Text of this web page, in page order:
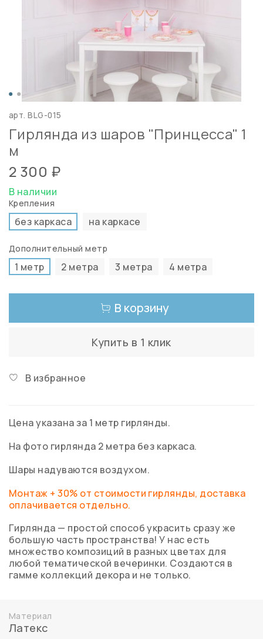
арт.BLG-015
Гирлянда из шаров "Принцесса" 1
м
2 300 ₽
В наличии
Крепления
без каркаса на каркасе
Дополнительный метр
1 метр 2 метра 3 метра 4 метра
В корзину
Купить в 1 клик
В избранное
Цена указана за 1 метр гирлянды.
На фото гирлянда 2 метра без каркаса.
Шары надуваются воздухом.
Монтаж + 30% от стоимости гирлянды, доставка
оплачивается отдельно.
Гирлянда — простой способ украсить сразу же
большую часть пространства! У нас есть
множество композиций в разных цветах для
любой тематической вечеринки. Создаются в
гамме коллекций декора и не только.
Материал
Латекс